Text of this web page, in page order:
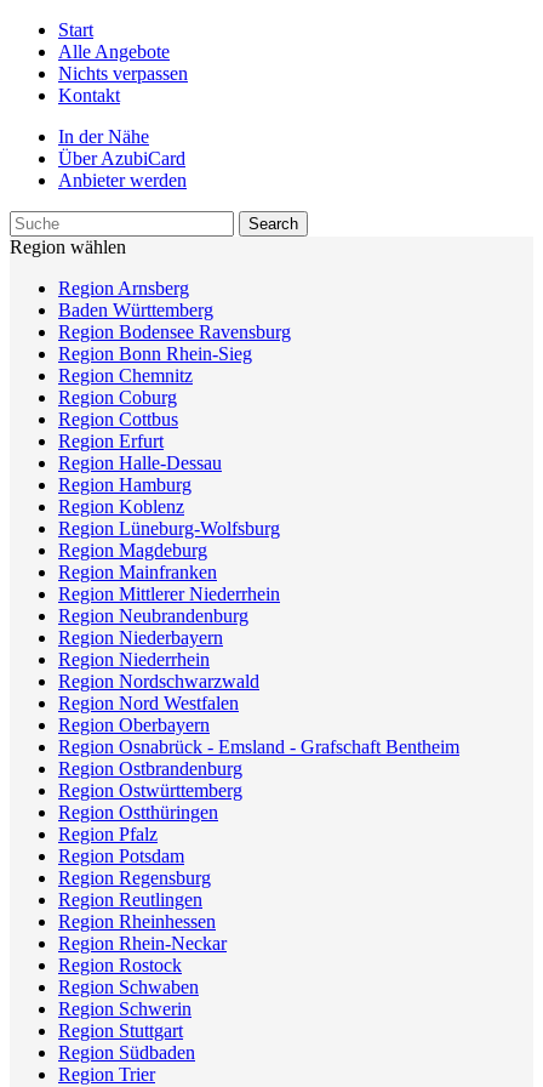
Start
Alle Angebote
Nichts verpassen
Kontakt
In der Nähe
Über AzubiCard
Anbieter werden
Region wählen
Region Arnsberg
Baden Württemberg
Region Bodensee Ravensburg
Region Bonn Rhein-Sieg
Region Chemnitz
Region Coburg
Region Cottbus
Region Erfurt
Region Halle-Dessau
Region Hamburg
Region Koblenz
Region Lüneburg-Wolfsburg
Region Magdeburg
Region Mainfranken
Region Mittlerer Niederrhein
Region Neubrandenburg
Region Niederbayern
Region Niederrhein
Region Nordschwarzwald
Region Nord Westfalen
Region Oberbayern
Region Osnabrück - Emsland - Grafschaft Bentheim
Region Ostbrandenburg
Region Ostwürttemberg
Region Ostthüringen
Region Pfalz
Region Potsdam
Region Regensburg
Region Reutlingen
Region Rheinhessen
Region Rhein-Neckar
Region Rostock
Region Schwaben
Region Schwerin
Region Stuttgart
Region Südbaden
Region Trier